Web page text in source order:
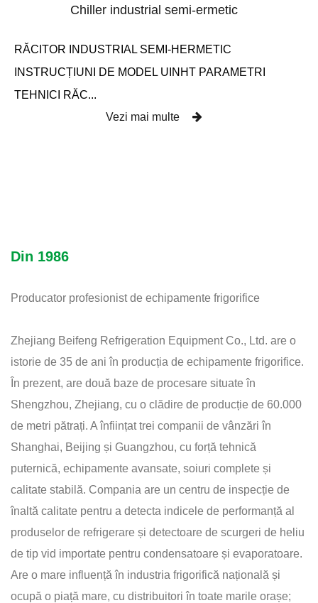
Chiller industrial semi-ermetic
RĂCITOR INDUSTRIAL SEMI-HERMETIC
INSTRUCȚIUNI DE MODEL UINHT PARAMETRI
TEHNICI RĂC...
Vezi mai multe
Din 1986
Producator profesionist de echipamente frigorifice
Zhejiang Beifeng Refrigeration Equipment Co., Ltd. are o
istorie de 35 de ani în producția de echipamente frigorifice.
În prezent, are două baze de procesare situate în
Shengzhou, Zhejiang, cu o clădire de producție de 60.000
de metri pătrați. A înființat trei companii de vânzări în
Shanghai, Beijing și Guangzhou, cu forță tehnică
puternică, echipamente avansate, soiuri complete și
calitate stabilă. Compania are un centru de inspecție de
înaltă calitate pentru a detecta indicele de performanță al
produselor de refrigerare și detectoare de scurgeri de heliu
de tip vid importate pentru condensatoare și evaporatoare.
Are o mare influență în industria frigorifică națională și
ocupă o piață mare, cu distribuitori în toate marile orașe;